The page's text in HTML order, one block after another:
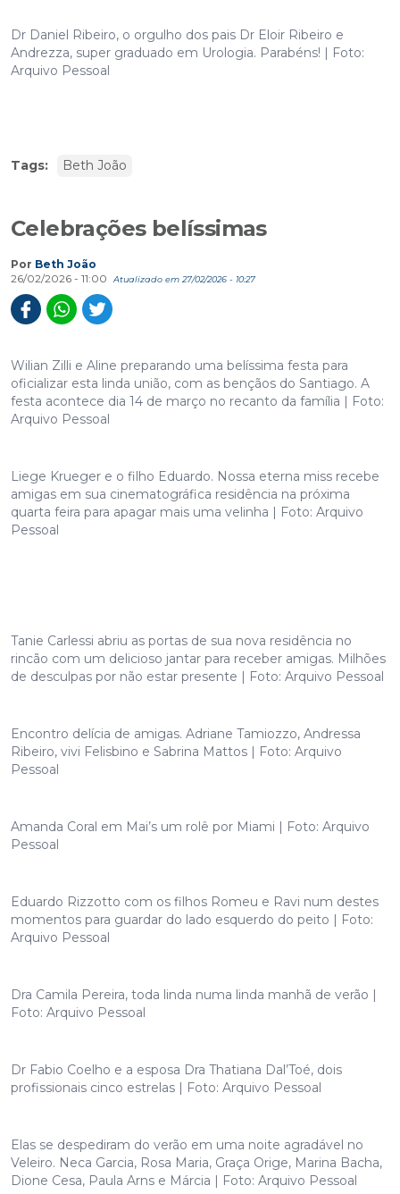
Dr Daniel Ribeiro, o orgulho dos pais Dr Eloir Ribeiro e
Andrezza, super graduado em Urologia. Parabéns! | Foto:
Arquivo Pessoal
Tags: Beth João
Celebrações belíssimas
Por Beth João
26/02/2026 - 11:00
Atualizado em 27/02/2026 - 10:27
Wilian Zilli e Aline preparando uma belíssima festa para
oficializar esta linda união, com as bençãos do Santiago. A
festa acontece dia 14 de março no recanto da família | Foto:
Arquivo Pessoal
Liege Krueger e o filho Eduardo. Nossa eterna miss recebe
amigas em sua cinematográfica residência na próxima
quarta feira para apagar mais uma velinha | Foto: Arquivo
Pessoal
Tanie Carlessi abriu as portas de sua nova residência no
rincão com um delicioso jantar para receber amigas. Milhões
de desculpas por não estar presente | Foto: Arquivo Pessoal
Encontro delícia de amigas. Adriane Tamiozzo, Andressa
Ribeiro, vivi Felisbino e Sabrina Mattos | Foto: Arquivo
Pessoal
Amanda Coral em Mai’s um rolê por Miami | Foto: Arquivo
Pessoal
Eduardo Rizzotto com os filhos Romeu e Ravi num destes
momentos para guardar do lado esquerdo do peito | Foto:
Arquivo Pessoal
Dra Camila Pereira, toda linda numa linda manhã de verão |
Foto: Arquivo Pessoal
Dr Fabio Coelho e a esposa Dra Thatiana Dal’Toé, dois
profissionais cinco estrelas | Foto: Arquivo Pessoal
Elas se despediram do verão em uma noite agradável no
Veleiro. Neca Garcia, Rosa Maria, Graça Orige, Marina Bacha,
Dione Cesa, Paula Arns e Márcia | Foto: Arquivo Pessoal